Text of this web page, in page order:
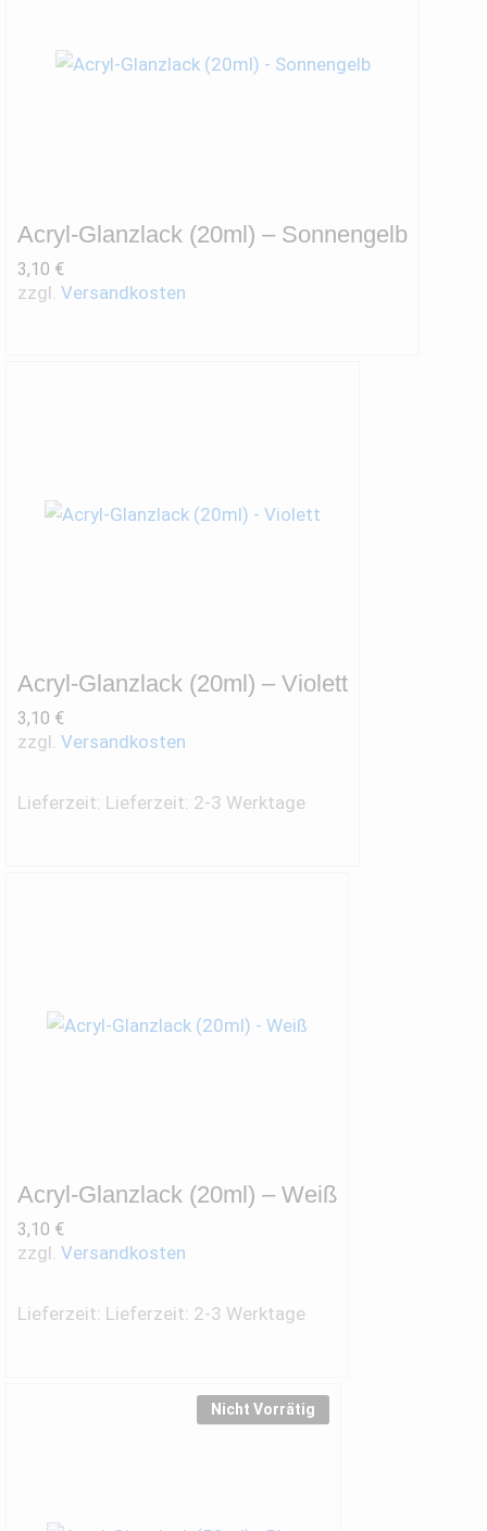
Acryl-Glanzlack (20ml) – Sonnengelb
3,10 €
zzgl. Versandkosten
Acryl-Glanzlack (20ml) – Violett
3,10 €
zzgl. Versandkosten
Lieferzeit: Lieferzeit: 2-3 Werktage
Acryl-Glanzlack (20ml) – Weiß
3,10 €
zzgl. Versandkosten
Lieferzeit: Lieferzeit: 2-3 Werktage
Nicht Vorrätig